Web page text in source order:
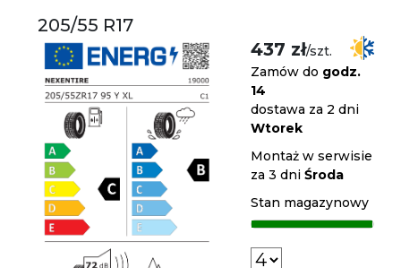
205/55 R17
437 zł/szt.
Zamów do godz.
14
dostawa za 2 dni
Wtorek
Montaż w serwisie
za 3 dniŚroda
Stan magazynowy